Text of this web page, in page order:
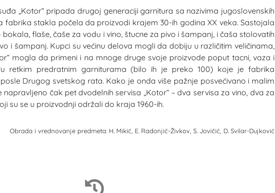
„Kotor“ pripada drugoj generaciji garnitura sa nazivima jugoslovenskih
fabrika stakla počela da proizvodi krajem 30-ih godina XX veka. Sastojala
flaše, čaše za vodu i vino, štucne za pivo i šampanj, i čaša stolovatih
i šampanj. Kupci su većinu delova mogli da dobiju u različitim veličinama,
mogla da primeni i na mnoge druge svoje proizvode poput tacni, vaza i
retkim predratnim garniturama (bilo ih je preko 100) koje je fabrika
Drugog svetskog rata. Kako je onda više pažnje posvećivano i malim
čak pet dvodelnih servisa „Kotor“ – dva servisa za vino, dva za
su se u proizvodnji održali do kraja 1960-ih.
Obrada i vrednovanje predmeta: H. Mikić, E. Radonjić-Živkov, S. Jovičić, D. Svilar-Dujković